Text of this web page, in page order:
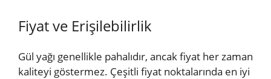
Fiyat ve Erişilebilirlik
Gül yağı genellikle pahalıdır, ancak fiyat her zaman
kaliteyi göstermez. Çeşitli fiyat noktalarında en iyi